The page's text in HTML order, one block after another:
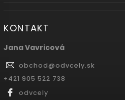
KONTAKT
Jana Vavricová
obchod@odvcely.sk
+421 905 522 738
odvcely